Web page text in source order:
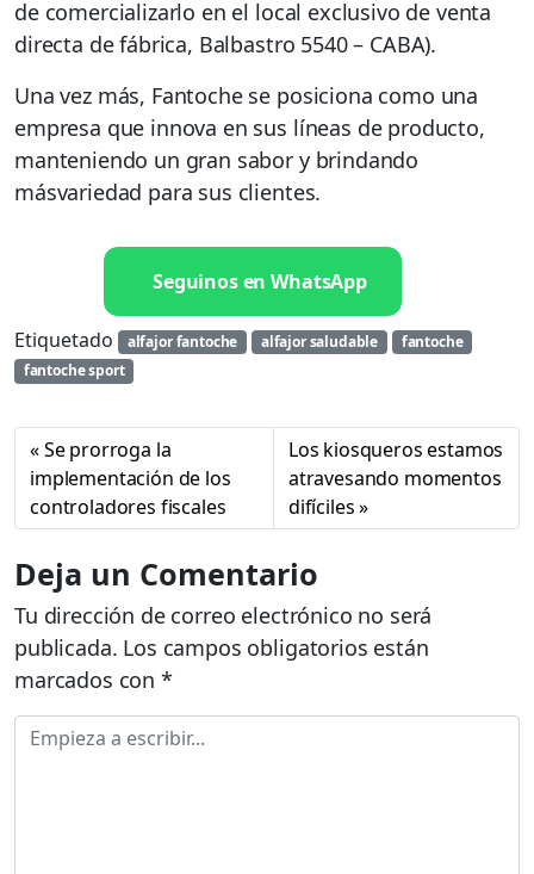
de comercializarlo en el local exclusivo de venta
directa de fábrica, Balbastro 5540 – CABA).
Una vez más, Fantoche se posiciona como una
empresa que innova en sus líneas de producto,
manteniendo un gran sabor y brindando
másvariedad para sus clientes.
Seguinos en WhatsApp
Etiquetado alfajor fantoche alfajor saludable
fantoche
fantoche sport
Se prorroga la
implementación de los
controladores fiscales
Los kiosqueros estamos
atravesando momentos
difíciles
Deja un Comentario
Tu dirección de correo electrónico no será
publicada. Los campos obligatorios están
marcados con *